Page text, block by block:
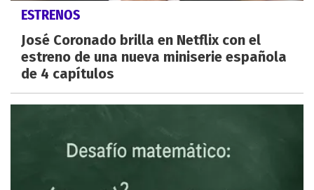
ESTRENOS
José Coronado brilla en Netflix con el
estreno de una nueva miniserie española
de 4 capítulos